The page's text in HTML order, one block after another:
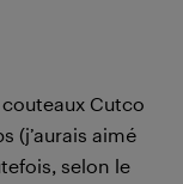
couteaux Cutco
(j’aurais aimé
selon le